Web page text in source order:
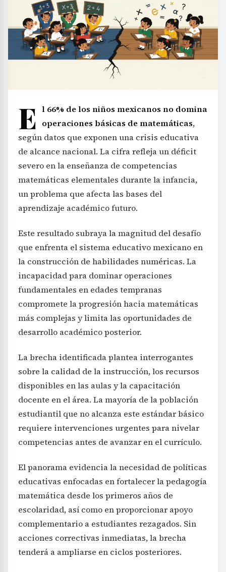
E l 66% de los niños mexicanos no domina
operaciones básicas de matemáticas,
según datos que exponen una crisis educativa
de alcance nacional. La cifra refleja un déficit
severo en la enseñanza de competencias
matemáticas elementales durante la infancia,
un problema que afecta las bases del
aprendizaje académico futuro.
Este resultado subraya la magnitud del desafío
que enfrenta el sistema educativo mexicano en
la construcción de habilidades numéricas. La
incapacidad para dominar operaciones
fundamentales en edades tempranas
compromete la progresión hacia matemáticas
más complejas y limita las oportunidades de
desarrollo académico posterior.
La brecha identificada plantea interrogantes
sobre la calidad de la instrucción, los recursos
disponibles en las aulas y la capacitación
docente en el área. La mayoría de la población
estudiantil que no alcanza este estándar básico
requiere intervenciones urgentes para nivelar
competencias antes de avanzar en el currículo.
El panorama evidencia la necesidad de políticas
educativas enfocadas en fortalecer la pedagogía
matemática desde los primeros años de
escolaridad, así como en proporcionar apoyo
complementario a estudiantes rezagados. Sin
acciones correctivas inmediatas, la brecha
tenderá a ampliarse en ciclos posteriores.